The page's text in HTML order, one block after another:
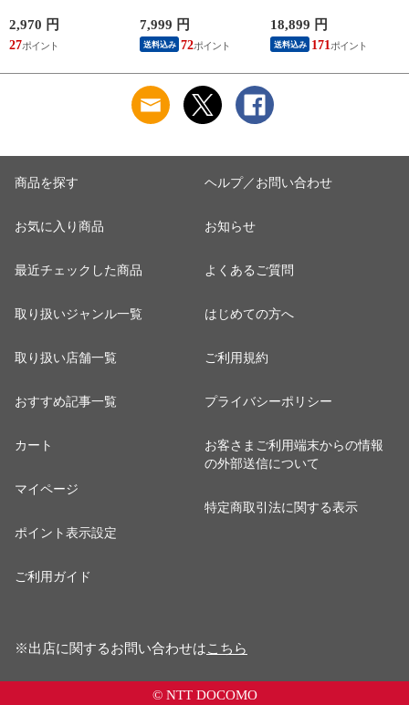
イスブルー プレート
北欧 食器 ita12-c043
2,970 円
27
ジボルドー･インテン
ス 単品 オリジナル2
点セット ガス ガス
fal 【北海道・沖縄は
990円加算】 tfa0098-
13c2630
7,999 円
送料込み 72
点 L43891 + フライ
パン22cm + バタフラ
イガラスぶた 26cm付
用 直火 T-fal 【北海
道・沖縄は990円加
18,899 円
送料込み 171
商品を探す
お気に入り商品
最近チェックした商品
取り扱いジャンル一覧
取り扱い店舗一覧
おすすめ記事一覧
カート
マイページ
ポイント表示設定
ご利用ガイド
ヘルプ／お問い合わせ
お知らせ
よくあるご質問
はじめての方へ
ご利用規約
プライバシーポリシー
お客さまご利用端末からの情報
の外部送信について
特定商取引法に関する表示
※出店に関するお問い合わせはこちら
© NTT DOCOMO